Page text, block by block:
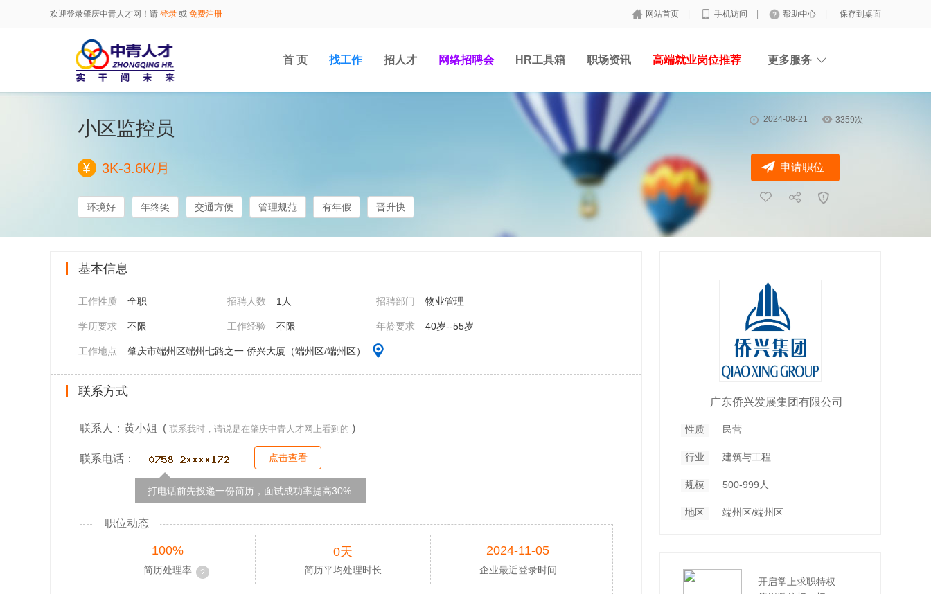
欢迎登录肇庆中青人才网！请 登录 或 免费注册 网站首页 手机访问 帮助中心 保存到桌面
首 页 找工作 招人才 网络招聘会 HR工具箱 职场资讯 高端就业岗位推荐 更多服务
2024-08-21 3359次
小区监控员
3K-3.6K/月
环境好 年终奖 交通方便 管理规范 有年假 晋升快
申请职位
基本信息
工作性质 全职 招聘人数 1人 招聘部门 物业管理
学历要求 不限 工作经验 不限 年龄要求 40岁--55岁
工作地点 肇庆市端州区端州七路之一 侨兴大厦（端州区/端州区）
联系方式
联系人：黄小姐 ( 联系我时，请说是在肇庆中青人才网上看到的 )
联系电话： 点击查看
打电话前先投递一份简历，面试成功率提高30%
职位动态
100%
简历处理率
0天
简历平均处理时长
2024-11-05
企业最近登录时间
广东侨兴发展集团有限公司
性质 民营
行业 建筑与工程
规模 500-999人
地区 端州区/端州区
开启掌上求职特权